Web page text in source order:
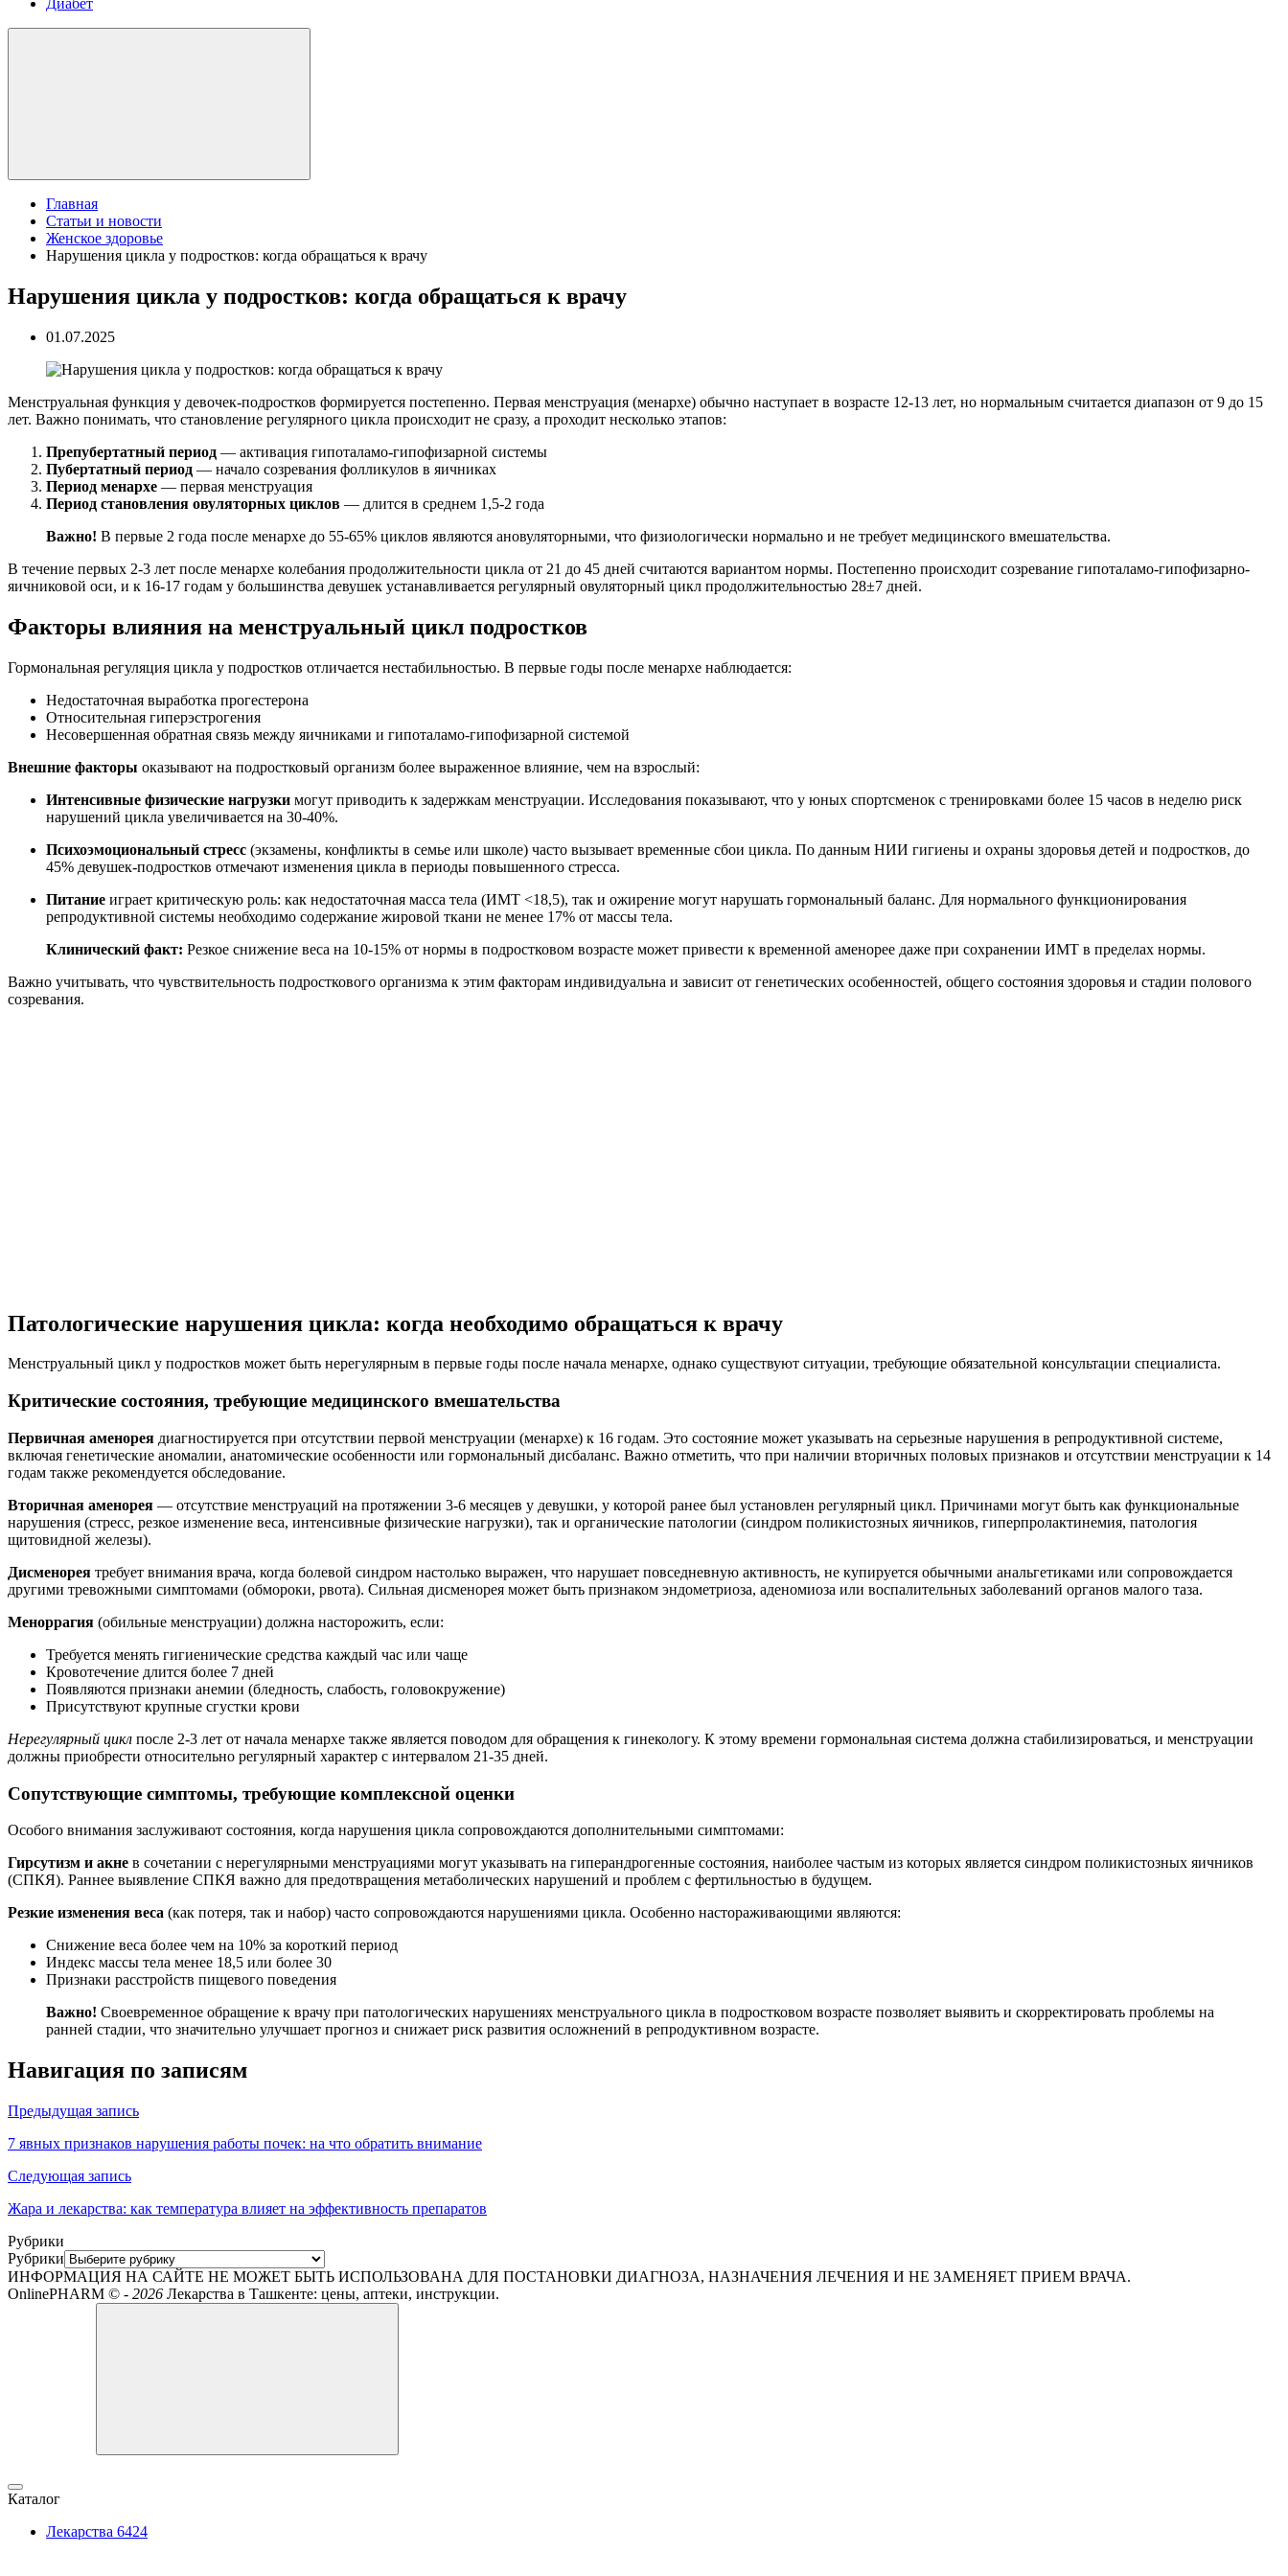
Диабет
Главная
Статьи и новости
Женское здоровье
Нарушения цикла у подростков: когда обращаться к врачу
Нарушения цикла у подростков: когда обращаться к врачу
01.07.2025
Менструальная функция у девочек-подростков формируется постепенно. Первая менструация (менархе) обычно наступает в возрасте 12-13 лет, но нормальным считается диапазон от 9 до 15
лет. Важно понимать, что становление регулярного цикла происходит не сразу, а проходит несколько этапов:
Препубертатный период — активация гипоталамо-гипофизарной системы
Пубертатный период — начало созревания фолликулов в яичниках
Период менархе — первая менструация
Период становления овуляторных циклов — длится в среднем 1,5-2 года
Важно! В первые 2 года после менархе до 55-65% циклов являются ановуляторными, что физиологически нормально и не требует медицинского вмешательства.
В течение первых 2-3 лет после менархе колебания продолжительности цикла от 21 до 45 дней считаются вариантом нормы. Постепенно происходит созревание гипоталамо-гипофизарно-
яичниковой оси, и к 16-17 годам у большинства девушек устанавливается регулярный овуляторный цикл продолжительностью 28±7 дней.
Факторы влияния на менструальный цикл подростков
Гормональная регуляция цикла у подростков отличается нестабильностью. В первые годы после менархе наблюдается:
Недостаточная выработка прогестерона
Относительная гиперэстрогения
Несовершенная обратная связь между яичниками и гипоталамо-гипофизарной системой
Внешние факторы оказывают на подростковый организм более выраженное влияние, чем на взрослый:
Интенсивные физические нагрузки могут приводить к задержкам менструации. Исследования показывают, что у юных спортсменок с тренировками более 15 часов в неделю риск
нарушений цикла увеличивается на 30-40%.
Психоэмоциональный стресс (экзамены, конфликты в семье или школе) часто вызывает временные сбои цикла. По данным НИИ гигиены и охраны здоровья детей и подростков, до
45% девушек-подростков отмечают изменения цикла в периоды повышенного стресса.
Питание играет критическую роль: как недостаточная масса тела (ИМТ <18,5), так и ожирение могут нарушать гормональный баланс. Для нормального функционирования
репродуктивной системы необходимо содержание жировой ткани не менее 17% от массы тела.
Клинический факт: Резкое снижение веса на 10-15% от нормы в подростковом возрасте может привести к временной аменорее даже при сохранении ИМТ в пределах нормы.
Важно учитывать, что чувствительность подросткового организма к этим факторам индивидуальна и зависит от генетических особенностей, общего состояния здоровья и стадии полового
созревания.
Патологические нарушения цикла: когда необходимо обращаться к врачу
Менструальный цикл у подростков может быть нерегулярным в первые годы после начала менархе, однако существуют ситуации, требующие обязательной консультации специалиста.
Критические состояния, требующие медицинского вмешательства
Первичная аменорея диагностируется при отсутствии первой менструации (менархе) к 16 годам. Это состояние может указывать на серьезные нарушения в репродуктивной системе,
включая генетические аномалии, анатомические особенности или гормональный дисбаланс. Важно отметить, что при наличии вторичных половых признаков и отсутствии менструации к 14
годам также рекомендуется обследование.
Вторичная аменорея — отсутствие менструаций на протяжении 3-6 месяцев у девушки, у которой ранее был установлен регулярный цикл. Причинами могут быть как функциональные
нарушения (стресс, резкое изменение веса, интенсивные физические нагрузки), так и органические патологии (синдром поликистозных яичников, гиперпролактинемия, патология
щитовидной железы).
Дисменорея требует внимания врача, когда болевой синдром настолько выражен, что нарушает повседневную активность, не купируется обычными анальгетиками или сопровождается
другими тревожными симптомами (обмороки, рвота). Сильная дисменорея может быть признаком эндометриоза, аденомиоза или воспалительных заболеваний органов малого таза.
Меноррагия (обильные менструации) должна насторожить, если:
Требуется менять гигиенические средства каждый час или чаще
Кровотечение длится более 7 дней
Появляются признаки анемии (бледность, слабость, головокружение)
Присутствуют крупные сгустки крови
Нерегулярный цикл после 2-3 лет от начала менархе также является поводом для обращения к гинекологу. К этому времени гормональная система должна стабилизироваться, и менструации
должны приобрести относительно регулярный характер с интервалом 21-35 дней.
Сопутствующие симптомы, требующие комплексной оценки
Особого внимания заслуживают состояния, когда нарушения цикла сопровождаются дополнительными симптомами:
Гирсутизм и акне в сочетании с нерегулярными менструациями могут указывать на гиперандрогенные состояния, наиболее частым из которых является синдром поликистозных яичников
(СПКЯ). Раннее выявление СПКЯ важно для предотвращения метаболических нарушений и проблем с фертильностью в будущем.
Резкие изменения веса (как потеря, так и набор) часто сопровождаются нарушениями цикла. Особенно настораживающими являются:
Снижение веса более чем на 10% за короткий период
Индекс массы тела менее 18,5 или более 30
Признаки расстройств пищевого поведения
Важно! Своевременное обращение к врачу при патологических нарушениях менструального цикла в подростковом возрасте позволяет выявить и скорректировать проблемы на
ранней стадии, что значительно улучшает прогноз и снижает риск развития осложнений в репродуктивном возрасте.
Навигация по записям
Предыдущая запись
7 явных признаков нарушения работы почек: на что обратить внимание
Следующая запись
Жара и лекарства: как температура влияет на эффективность препаратов
Рубрики
Рубрики
ИНФОРМАЦИЯ НА САЙТЕ НЕ МОЖЕТ БЫТЬ ИСПОЛЬЗОВАНА ДЛЯ ПОСТАНОВКИ ДИАГНОЗА, НАЗНАЧЕНИЯ ЛЕЧЕНИЯ И НЕ ЗАМЕНЯЕТ ПРИЕМ ВРАЧА.
OnlinePHARM © - 2026 Лекарства в Ташкенте: цены, аптеки, инструкции.
Каталог
Лекарства 6424